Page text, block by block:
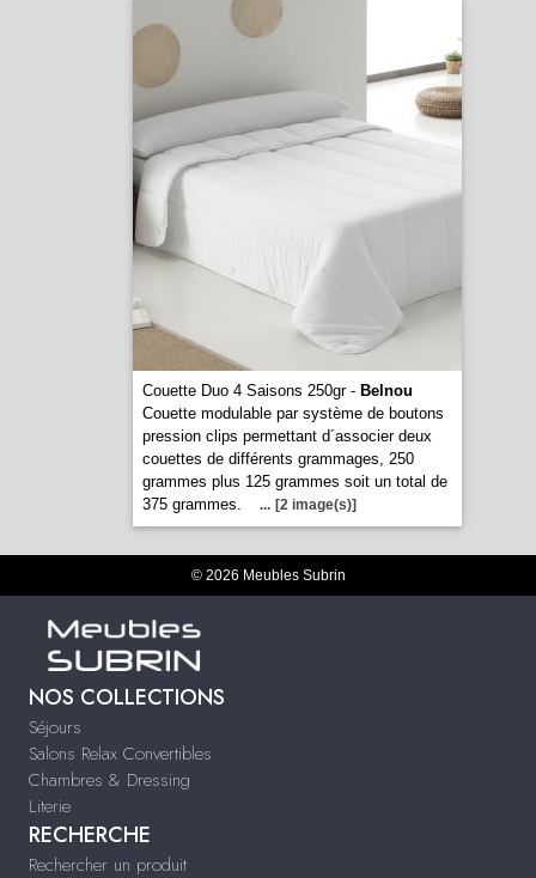
Couette Duo 4 Saisons 250gr - Belnou
Couette modulable par système de boutons
pression clips permettant d´associer deux
couettes de différents grammages, 250
grammes plus 125 grammes soit un total de
375 grammes.
... [2 image(s)]
© 2026 Meubles Subrin
NOS COLLECTIONS
Séjours
Salons Relax Convertibles
Chambres & Dressing
Literie
RECHERCHE
Rechercher un produit